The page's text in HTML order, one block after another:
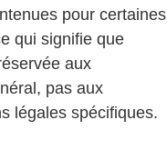
pour certaines
qui signifie que
aux
pas aux
légales spécifiques.